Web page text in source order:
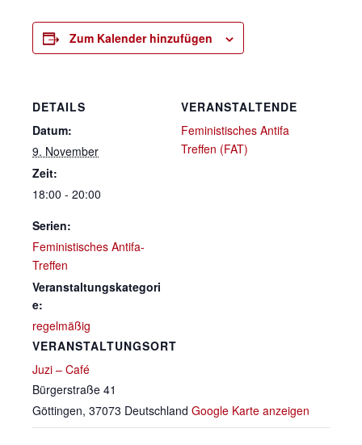
Zum Kalender hinzufügen
DETAILS
Datum:
9. November
Zeit:
18:00 - 20:00
Serien:
Feministisches Antifa-
Treffen
Veranstaltungskategori
e:
regelmäßig
VERANSTALTUNGSORT
Juzi – Café
Bürgerstraße 41
Göttingen, 37073 Deutschland Google Karte anzeigen
VERANSTALTENDE
Feministisches Antifa
Treffen (FAT)